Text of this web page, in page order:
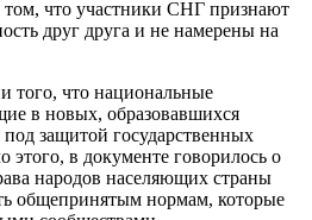
том, что участники СНГ признают
друг друга и не намерены на
того, что национальные
в новых, образовавшихся
под защитой государственных
этого, в документе говорилось о
народов населяющих страны
общепринятым нормам, которые